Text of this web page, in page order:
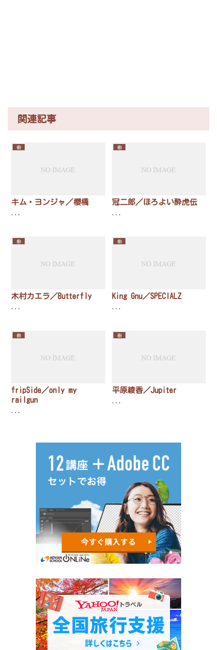
関連記事
曲
キム・ヨンジャ／櫻橋
...
曲
冠二郎／ほろよい酔虎伝
...
曲
木村カエラ／Butterfly
...
曲
King Gnu／SPECIALZ
...
曲
fripSide／only my
railgun
...
曲
平原綾香／Jupiter
...